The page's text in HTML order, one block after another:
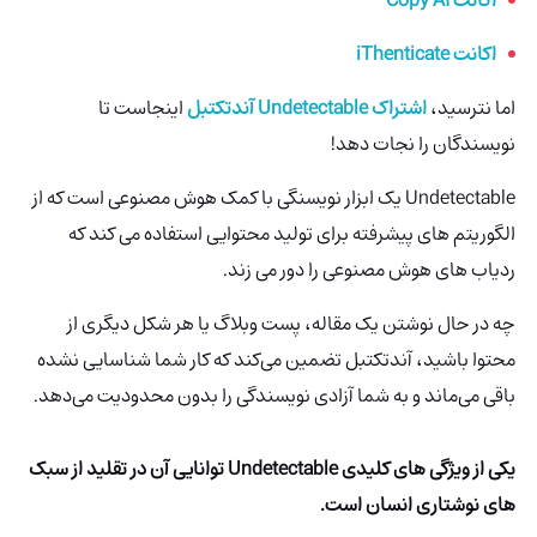
اکانت iThenticate
اما نترسید،اشتراک Undetectable آندتکتبل
اینجاست تا
نویسندگان را نجات دهد!
Undetectable یک ابزار نویسنگی با کمک هوش مصنوعی است که از
الگوریتم های پیشرفته برای تولید محتوایی استفاده می کند که
ردیاب های هوش مصنوعی را دور می زند.
چه در حال نوشتن یک مقاله، پست وبلاگ یا هر شکل دیگری از
محتوا باشید، آندتکتبل تضمین می‌کند که کار شما شناسایی نشده
باقی می‌ماند و به شما آزادی نویسندگی را بدون محدودیت می‌دهد.
یکی از ویژگی های کلیدی Undetectable توانایی آن در تقلید از سبک
های نوشتاری انسان است.